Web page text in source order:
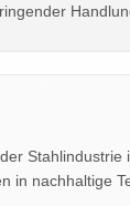
in nachhaltige